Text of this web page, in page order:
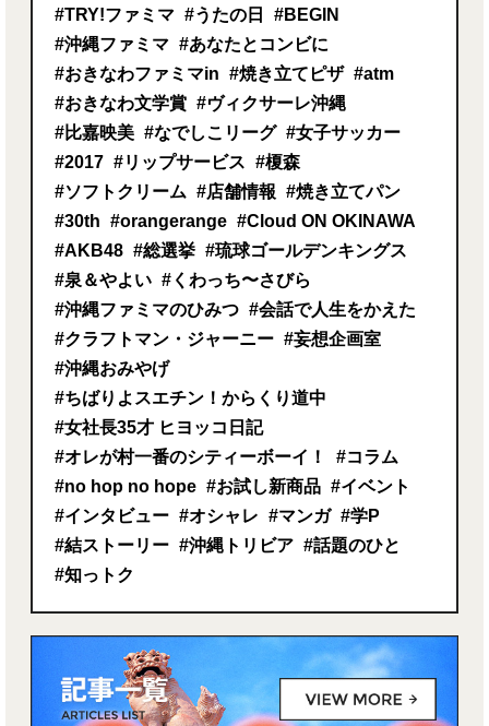
#TRY!ファミマ #うたの日
#BEGIN
#沖縄ファミマ #あなたとコンビに
#おきなわファミマin #焼き立てピザ #atm
#おきなわ文学賞 #ヴィクサーレ沖縄
#比嘉映美 #なでしこリーグ #女子サッカー
#2017 #リップサービス #榎森
#ソフトクリーム #店舗情報 #焼き立てパン
#30th #orangerange #Cloud ON OKINAWA
#AKB48 #総選挙 #琉球ゴールデンキングス
#泉＆やよい #くわっち〜さびら
#沖縄ファミマのひみつ #会話で人生をかえた
#クラフトマン・ジャーニー #妄想企画室
#沖縄おみやげ
#ちばりよスエチン！からくり道中
#女社長35才 ヒヨッコ日記
#オレが村一番のシティーボーイ！
#コラム
#no hop no hope #お試し新商品 #イベント
#インタビュー #オシャレ #マンガ #学P
#結ストーリー #沖縄トリビア #話題のひと
#知っトク